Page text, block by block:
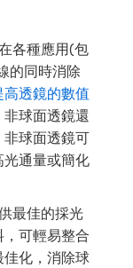
各種應用(包
的同時消除
透鏡的數值
非球面透鏡還
球面透鏡可
通量或簡化
最佳的採光
可輕易整合
化，消除球